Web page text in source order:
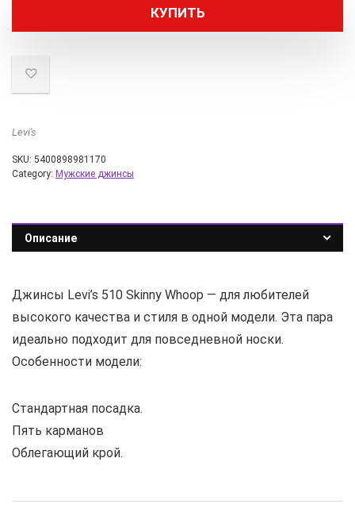
КУПИТЬ
Levi's
SKU: 5400898981170
Category: Мужские джинсы
Описание
Джинсы Levi’s 510 Skinny Whoop — для любителей
высокого качества и стиля в одной модели. Эта пара
идеально подходит для повседневной носки.
Особенности модели:
Стандартная посадка.
Пять карманов
Облегающий крой.